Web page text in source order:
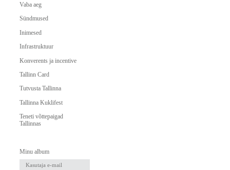
Vaba aeg
Sündmused
Inimesed
Infrastruktuur
Konverents ja incentive
Tallinn Card
Tutvusta Tallinna
Tallinna Kuklifest
Teneti võttepaigad
Tallinnas
Minu album